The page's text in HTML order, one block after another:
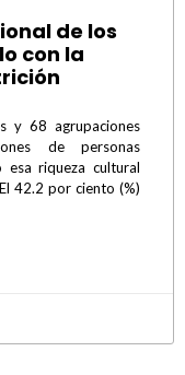
de los
con la
y 68 agrupaciones
de personas
esa riqueza cultural
42.2 por ciento (%)